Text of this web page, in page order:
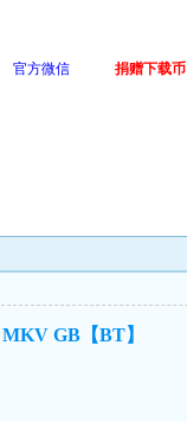
官方微信 捐赠下载币
GB【BT】